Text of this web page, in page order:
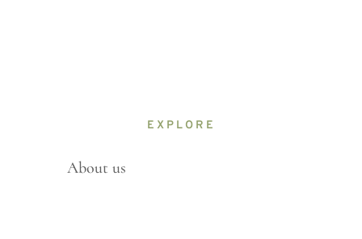
EXPLORE
About us